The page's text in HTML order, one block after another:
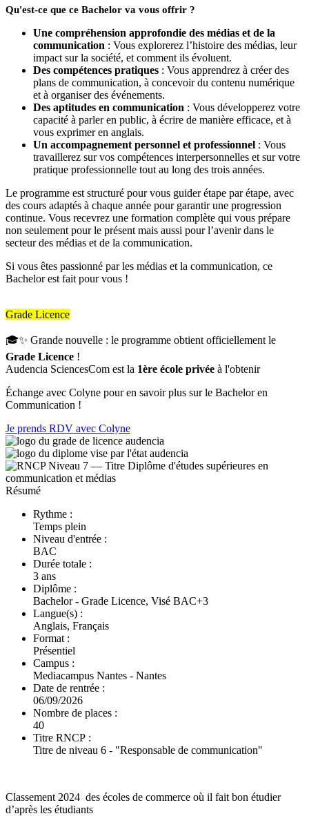
Qu'est-ce que ce Bachelor va vous offrir ?
Une compréhension approfondie des médias et de la
communication : Vous explorerez l’histoire des médias, leur
impact sur la société, et comment ils évoluent.
Des compétences pratiques : Vous apprendrez à créer des
plans de communication, à concevoir du contenu numérique
et à organiser des événements.
Des aptitudes en communication : Vous développerez votre
capacité à parler en public, à écrire de manière efficace, et à
vous exprimer en anglais.
Un accompagnement personnel et professionnel : Vous
travaillerez sur vos compétences interpersonnelles et sur votre
pratique professionnelle tout au long des trois années.
Le programme est structuré pour vous guider étape par étape, avec
des cours adaptés à chaque année pour garantir une progression
continue. Vous recevrez une formation complète qui vous prépare
non seulement pour le présent mais aussi pour l’avenir dans le
secteur des médias et de la communication.
Si vous êtes passionné par les médias et la communication, ce
Bachelor est fait pour vous !
Grade Licence
🎓✨ Grande nouvelle : le programme obtient officiellement le
Grade Licence !
Audencia SciencesCom est la 1ère école privée à l'obtenir
Échange avec Colyne pour en savoir plus sur le Bachelor en
Communication !
Je prends RDV avec Colyne
Résumé
Rythme :
Temps plein
Niveau d'entrée :
BAC
Durée totale :
3 ans
Diplôme :
Bachelor - Grade Licence, Visé BAC+3
Langue(s) :
Anglais, Français
Format :
Présentiel
Campus :
Mediacampus Nantes - Nantes
Date de rentrée :
06/09/2026
Nombre de places :
40
Titre RNCP :
Titre de niveau 6 - "Responsable de communication"
Classement 2024 des écoles de commerce où il fait bon étudier
d’après les étudiants